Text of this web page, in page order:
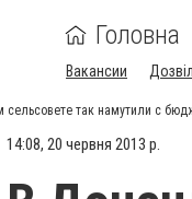
Головна
Вакансии
сельсовете так намутили с
14:08, 20 червня 2013 р.